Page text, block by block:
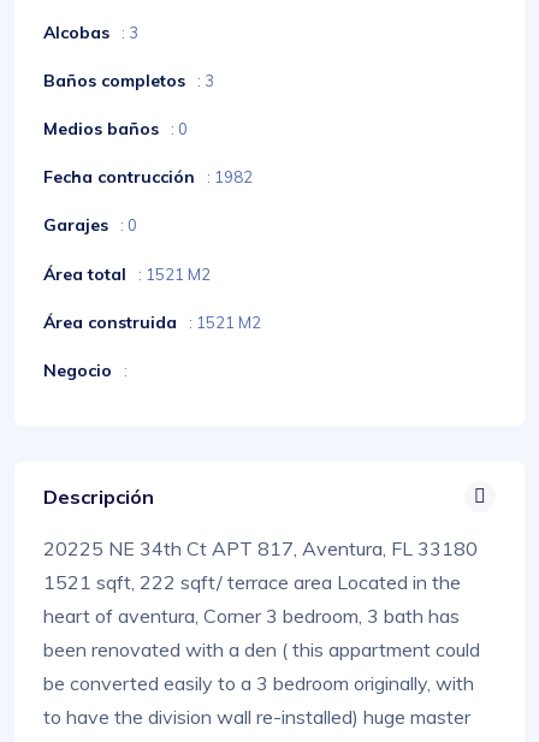
Alcobas : 3
Baños completos : 3
Medios baños : 0
Fecha contrucción : 1982
Garajes : 0
Área total : 1521 M2
Área construida : 1521 M2
Negocio :
Descripción
20225 NE 34th Ct APT 817, Aventura, FL 33180
1521 sqft, 222 sqft/ terrace area Located in the
heart of aventura, Corner 3 bedroom, 3 bath has
been renovated with a den ( this appartment could
be converted easily to a 3 bedroom originally, with
to have the division wall re-installed) huge master